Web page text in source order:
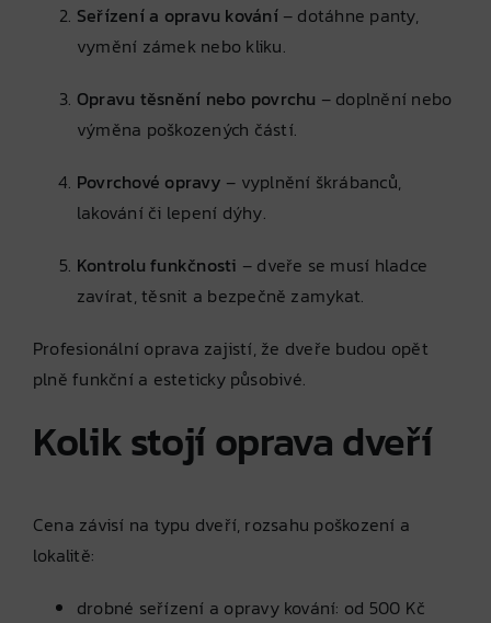
Seřízení a opravu kování– dotáhne panty,
vymění zámek nebo kliku.
Opravu těsnění nebo povrchu – doplnění nebo
výměna poškozených částí.
Povrchové opravy – vyplnění škrábanců,
lakování či lepení dýhy.
Kontrolu funkčnosti – dveře se musí hladce
zavírat, těsnit a bezpečně zamykat.
Profesionální oprava zajistí, že dveře budou opět
plně funkční a esteticky působivé.
Kolik stojí oprava dveří
Cena závisí na typu dveří, rozsahu poškození a
lokalitě:
drobné seřízení a opravy kování: od 500 Kč